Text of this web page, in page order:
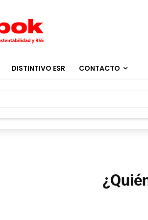
DISTINTIVO ESR CONTACTO